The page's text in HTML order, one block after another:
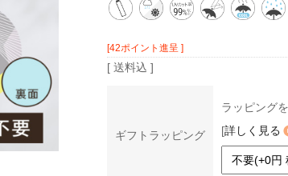
[42ポイント進呈 ]
[ 送料込 ]
ギフトラッピング
ラッピング
[詳しく見る